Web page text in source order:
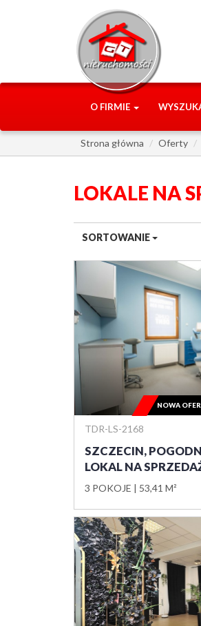
O FIRMIE
Strona główna Oferty
LOKALE NA
SORTOWANIE
TDR-LS-2168
SZCZECIN,
LOKAL NA
3 POKOJE 53,41 M²
NOWA